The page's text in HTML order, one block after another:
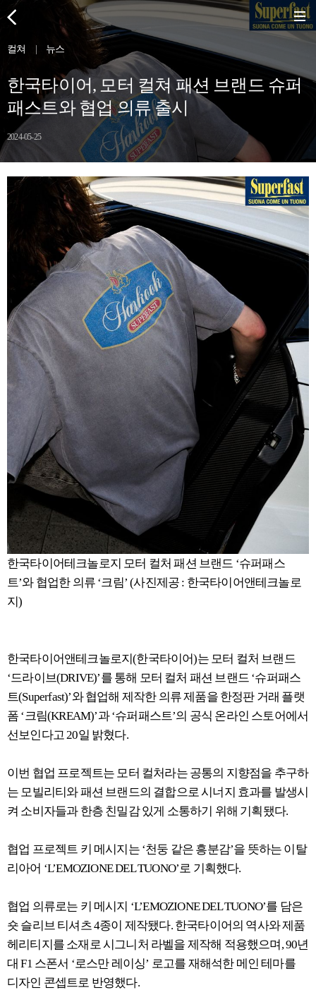
컬쳐 뉴스
한국타이어, 모터 컬쳐 패션 브랜드 슈퍼
패스트와 협업 의류 출시
2024-05-25
한국타이어테크놀로지 모터 컬처 패션 브랜드 ‘슈퍼패스
트’와 협업한 의류 ‘크림’ (사진제공 : 한국타이어앤테크놀로
지)
한국타이어앤테크놀로지(한국타이어)는 모터 컬처 브랜드
‘드라이브(DRIVE)’를 통해 모터 컬처 패션 브랜드 ‘슈퍼패스
트(Superfast)’와 협업해 제작한 의류 제품을 한정판 거래 플랫
폼 ‘크림(KREAM)’과 ‘슈퍼패스트’의 공식 온라인 스토어에서
선보인다고 20일 밝혔다.
이번 협업 프로젝트는 모터 컬처라는 공통의 지향점을 추구하
는 모빌리티와 패션 브랜드의 결합으로 시너지 효과를 발생시
켜 소비자들과 한층 친밀감 있게 소통하기 위해 기획됐다.
협업 프로젝트 키 메시지는 ‘천둥 같은 흥분감’을 뜻하는 이탈
리아어 ‘L’EMOZIONE DEL TUONO’로 기획했다.
협업 의류로는 키 메시지 ‘L’EMOZIONE DEL TUONO’를 담은
숏 슬리브 티셔츠 4종이 제작됐다. 한국타이어의 역사와 제품
헤리티지를 소재로 시그니처 라벨을 제작해 적용했으며, 90년
대 F1 스폰서 ‘로스만 레이싱’ 로고를 재해석한 메인 테마를
디자인 콘셉트로 반영했다.